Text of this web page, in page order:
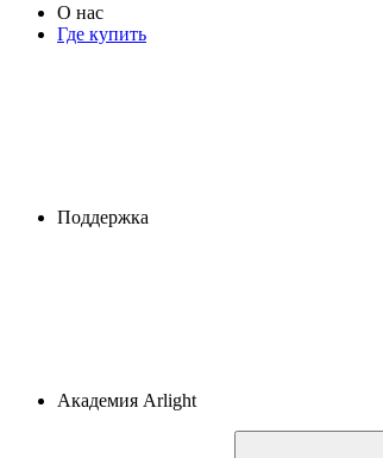
О нас
Где купить
Поддержка
Академия Arlight